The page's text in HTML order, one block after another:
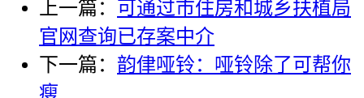
上一篇： 可通过市住房和城乡扶植局
官网查询已存案中介
下一篇： 韵侓哑铃：哑铃除了可帮你
瘦